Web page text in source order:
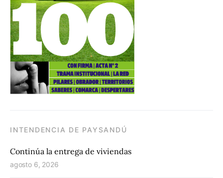
INTENDENCIA DE PAYSANDÚ
Continúa la entrega de viviendas
agosto 6, 2026